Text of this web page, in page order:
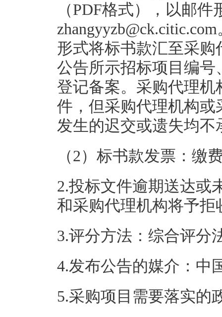
（PDF格式），以邮件
形式将标书款汇至采
公告所示招标项目编
登记备案。采购代理
件，但采购代理机构
发生的迟交或遗失均不
（2）标书款发票：缴
2.投标文件逾期送达或
和采购代理机构将予拒
3.评分方法：综合评分
4.发布公告的媒介：中
5.采购项目需要落实的